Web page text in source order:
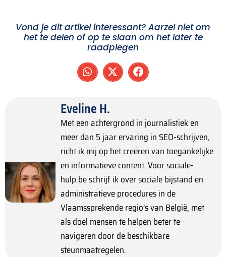
Vond je dit artikel interessant? Aarzel niet om
het te delen of op te slaan om het later te
raadplegen
Eveline H.
Met een achtergrond in journalistiek en
meer dan 5 jaar ervaring in SEO-schrijven,
richt ik mij op het creëren van toegankelijke
en informatieve content. Voor sociale-
hulp.be schrijf ik over sociale bijstand en
administratieve procedures in de
Vlaamssprekende regio’s van België, met
als doel mensen te helpen beter te
navigeren door de beschikbare
steunmaatregelen.